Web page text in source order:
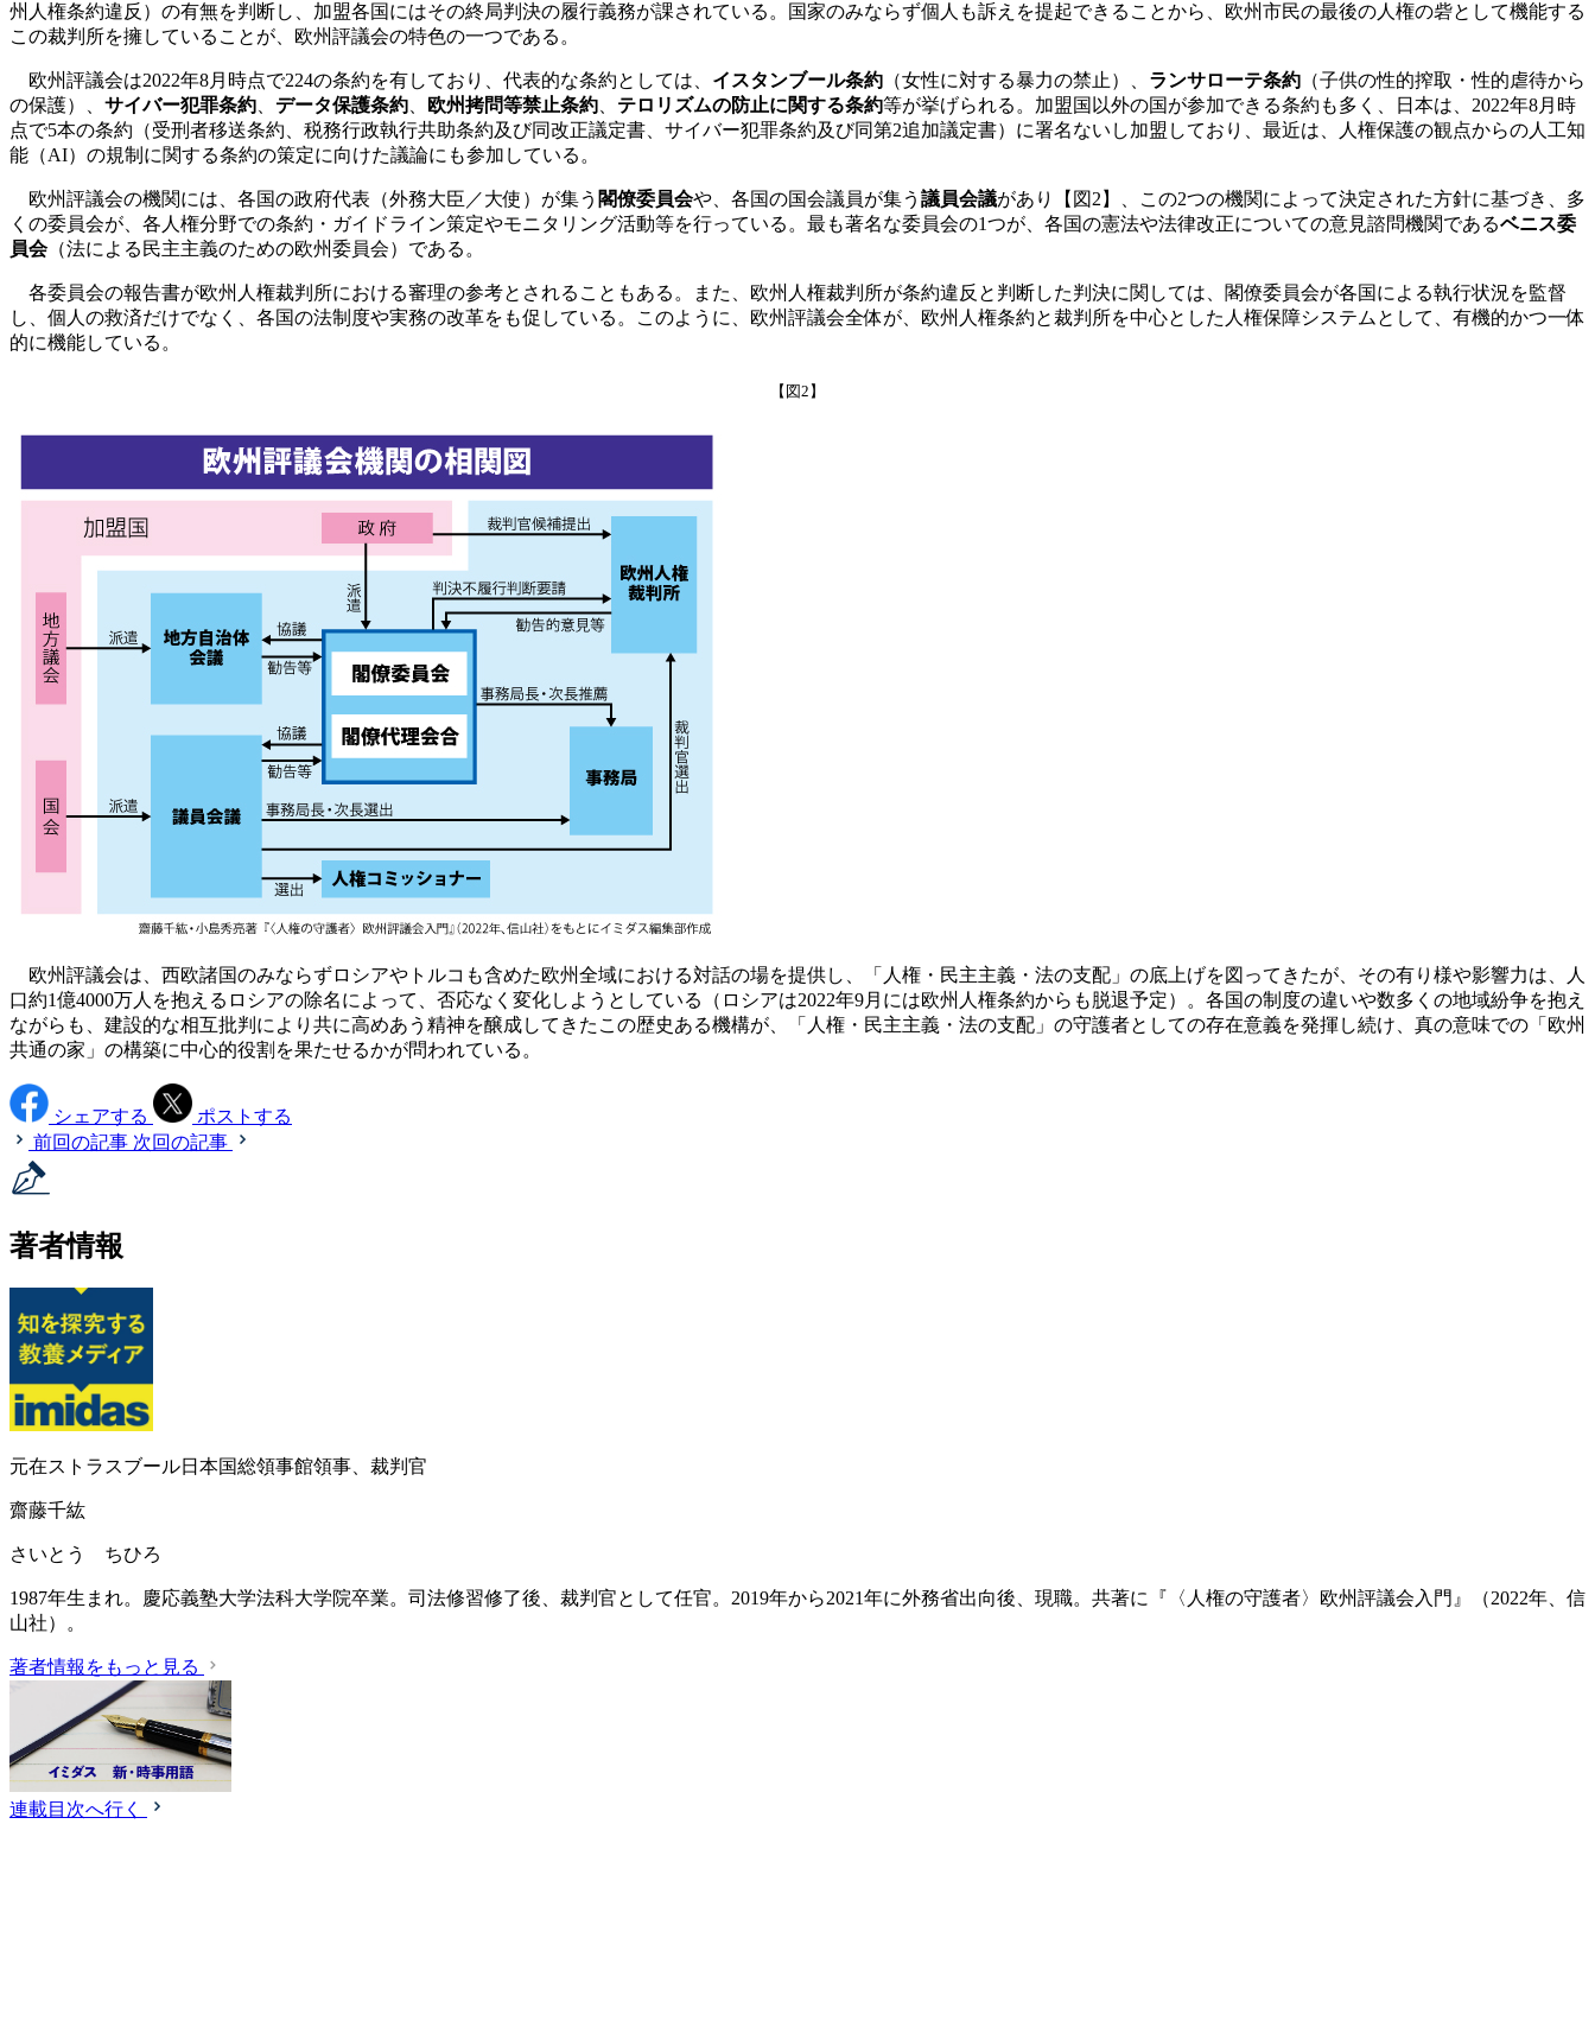
州人権条約違反）の有無を判断し、加盟各国にはその終局判決の履行義務が課されている。国家のみならず個人も訴えを提起できることから、欧州市民の最後の人権の砦として機能する
この裁判所を擁していることが、欧州評議会の特色の一つである。
欧州評議会は2022年8月時点で224の条約を有しており、代表的な条約としては、 イスタンブール条約 （女性に対する暴力の禁止）、 ランサローテ条約 （子供の性的搾取・性的虐待から
の保護）、 サイバー犯罪条約、 データ保護条約、 欧州拷問等禁止条約、 テロリズムの防止に関する条約等が挙げられる。加盟国以外の国が参加できる条約も多く、日本は、2022年8月時
点で5本の条約（受刑者移送条約、税務行政執行共助条約及び同改正議定書、サイバー犯罪条約及び同第2追加議定書）に署名ないし加盟しており、最近は、人権保護の観点からの人工知
能（AI）の規制に関する条約の策定に向けた議論にも参加している。
欧州評議会の機関には、各国の政府代表（外務大臣／大使）が集う 閣僚委員会や、各国の国会議員が集う 議員会議があり【図2】、この2つの機関によって決定された方針に基づき、多
くの委員会が、各人権分野での条約・ガイドライン策定やモニタリング活動等を行っている。最も著名な委員会の1つが、各国の憲法や法律改正についての意見諮問機関であるベニス委
員会（法による民主主義のための欧州委員会）である。
各委員会の報告書が欧州人権裁判所における審理の参考とされることもある。また、欧州人権裁判所が条約違反と判断した判決に関しては、閣僚委員会が各国による執行状況を監督
し、個人の救済だけでなく、各国の法制度や実務の改革をも促している。このように、欧州評議会全体が、欧州人権条約と裁判所を中心とした人権保障システムとして、有機的かつ一体
的に機能している。
【図2】
欧州評議会は、西欧諸国のみならずロシアやトルコも含めた欧州全域における対話の場を提供し、「人権・民主主義・法の支配」の底上げを図ってきたが、その有り様や影響力は、人
口約1億4000万人を抱えるロシアの除名によって、否応なく変化しようとしている（ロシアは2022年9月には欧州人権条約からも脱退予定）。各国の制度の違いや数多くの地域紛争を抱え
ながらも、建設的な相互批判により共に高めあう精神を醸成してきたこの歴史ある機構が、「人権・民主主義・法の支配」の守護者としての存在意義を発揮し続け、真の意味での「欧州
共通の家」の構築に中心的役割を果たせるかが問われている。
シェアする
ポストする
前回の記事 次回の記事
著者情報
元在ストラスブール日本国総領事館領事、裁判官
齋藤千紘
さいとう ちひろ
1987年生まれ。慶応義塾大学法科大学院卒業。司法修習修了後、裁判官として任官。2019年から2021年に外務省出向後、現職。共著に『〈人権の守護者〉欧州評議会入門』（2022年、信
山社）。
著者情報をもっと見る
連載目次へ行く